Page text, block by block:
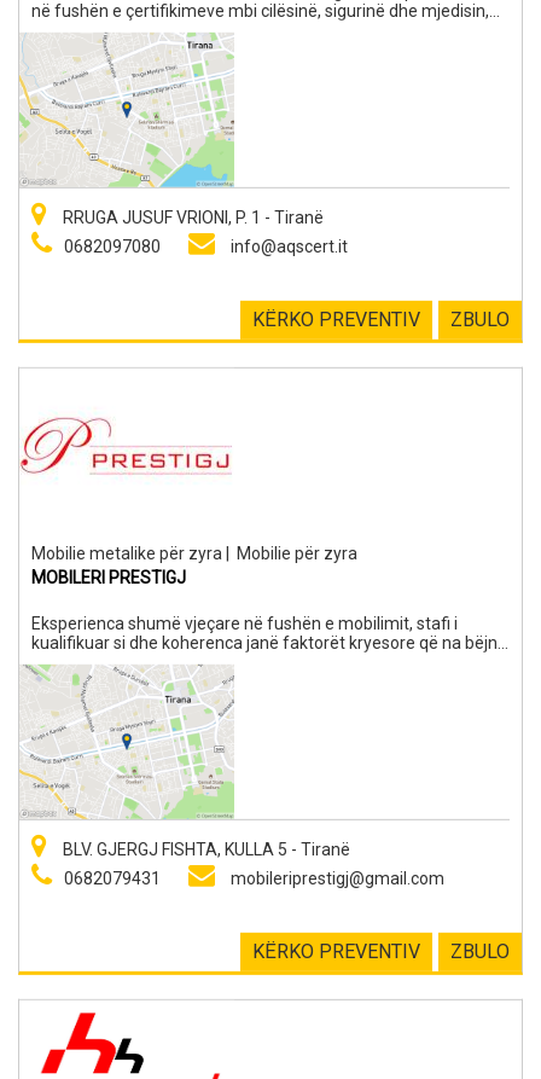
në fushën e çertifikimeve mbi cilësinë, sigurinë dhe mjedisin,
duke u bëre për nga numri dhe prestigji, Lider i Sektorit. Nga
kompetencat e fituara dhe serioziteti operativ rritet
përgjegjësia e ASQCERT në zonat që kanë ndikim të fortë mbi
njeriun, mbi mirëqenien e tij dhe shëndetin e personit.
Akreditimi i parë i AQSCERT u realizua në vitin 2010 për
standardin ISO 9001:2008. Në vitin 2013 është bërë zgjerimi i
akreditimit edhe për standardet ISO 14001 dhe OHSAS 18001.
Në vitin 2015 AQSCERT zgjeroi fushën e saj të akreditimit edhe
për standardet ISO 20000-1, ISO 27001 & ISO 13485. AQSCERT
ka zyra përfaqësimi në Milano, Perugia dhe Prishtinë.
RRUGA JUSUF VRIONI, P. 1 - Tiranë
0682097080
info@aqscert.it
ZBULO
KËRKO PREVENTIV
Mobilie metalike për zyra
Mobilie për zyra
MOBILERI PRESTIGJ
Eksperienca shumë vjeçare në fushën e mobilimit, stafi i
kualifikuar si dhe koherenca janë faktorët kryesore që na bëjnë
të besueshem për klientët tanë. Ne ofrojmë jo vetëm mobilje
moderne por edhe ato klasike, jo vetëm produkete por dhe ide,
jo vetëm cilesi por edhe korrektesë. Çmimet tona janë të
leverdisshme dhe tek ne do gjeni artikuj me zbritje. Me
vendodhje në Tiranë, Mobileri Prestigj është një biznes që sapo
ka festuar përvjetorin e saj të 15-të. Ekipi ynë ka një përvojë të
çmuar në mobiliet e zyrës dhe është i angazhuar për të ofruar
shërbimin më të mirë të mundshëm për klientët tanë.
BLV. GJERGJ FISHTA, KULLA 5 - Tiranë
0682079431
mobileriprestigj@gmail.com
ZBULO
KËRKO PREVENTIV